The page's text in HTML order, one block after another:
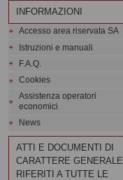
INFORMAZIONI
Accesso area riservata SA
Istruzioni e manuali
F.A.Q.
Cookies
Assistenza operatori
economici
News
ATTI E DOCUMENTI DI
CARATTERE GENERALE
RIFERITI A TUTTE LE